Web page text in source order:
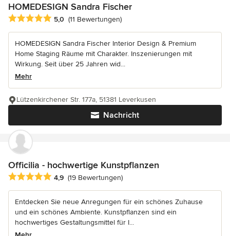
HOMEDESIGN Sandra Fischer
Durchschnittliche Bewertung: 5 von 5 Sternen
5,0 (11 Bewertungen)
HOMEDESIGN Sandra Fischer Interior Design & Premium
Home Staging Räume mit Charakter. Inszenierungen mit
Wirkung. Seit über 25 Jahren wid...
Mehr
Nachricht
Lützenkirchener Str. 177a, 51381 Leverkusen
Officilia - hochwertige Kunstpflanzen
Durchschnittliche Bewertung: 4.9 von 5 Sternen
4,9 (19 Bewertungen)
Entdecken Sie neue Anregungen für ein schönes Zuhause
und ein schönes Ambiente. Kunstpflanzen sind ein
hochwertiges Gestaltungsmittel für I...